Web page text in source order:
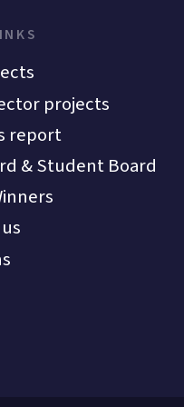
projects
report
& Student Board